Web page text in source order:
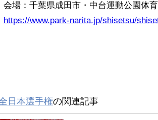
会場：千葉県成田市・中台運動公園体
https://www.park-narita.jp/shisetsu/
日本選手権の関連記事